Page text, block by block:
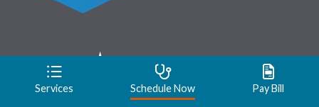
Services Schedule Now Pay Bill